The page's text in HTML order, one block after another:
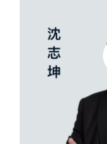
管理者如何安人治心，
性、创造性？
在复杂多变的商业环境中
确的决策，提高组织绩效？
本课程中，施老师通过对
沟通能力等方面的讲解，
正确的决策，并助力团队